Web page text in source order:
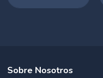
Sobre Nosotros